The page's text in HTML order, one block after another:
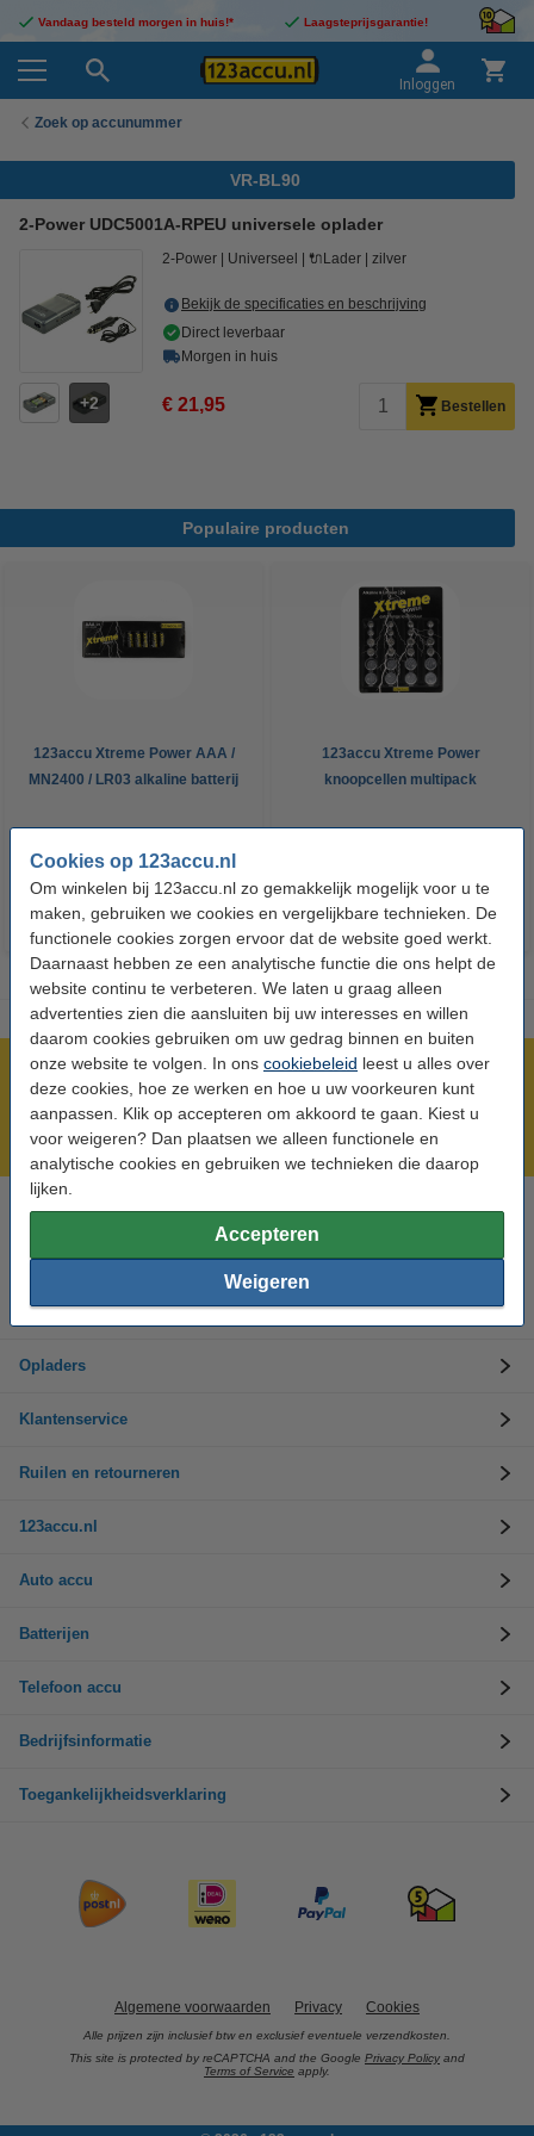
Cookies op 123accu.nl
Om winkelen bij 123accu.nl zo gemakkelijk mogelijk voor u te
maken, gebruiken we cookies en vergelijkbare technieken. De
functionele cookies zorgen ervoor dat de website goed werkt.
Daarnaast hebben ze een analytische functie die ons helpt de
website continu te verbeteren. We laten u graag alleen
advertenties zien die aansluiten bij uw interesses en willen
daarom cookies gebruiken om uw gedrag binnen en buiten
onze website te volgen. In ons cookiebeleid leest u alles over
deze cookies, hoe ze werken en hoe u uw voorkeuren kunt
aanpassen. Klik op accepteren om akkoord te gaan. Kiest u
voor weigeren? Dan plaatsen we alleen functionele en
analytische cookies en gebruiken we technieken die daarop
lijken.
Accepteren
Weigeren
Vandaag besteld morgen in huis!* Laagsteprijsgarantie!
Inloggen
Zoek op accunummer
VR-BL90
2-Power UDC5001A-RPEU universele oplader
2
2-Power Universeel 🔌Lader zilver
Bekijk de specificaties en beschrijving
Direct leverbaar
Morgen in huis
€ 21,95 Bestellen
Populaire producten
123accu Xtreme Power AAA /
MN2400 / LR03 alkaline batterij
BTW
123accu Xtreme Power
knoopcellen multipack
Meer dan 5 miljoen klanten!
Voor 23.59 uur besteld, morgen in huis!
Laagsteprijsgarantie!
Hulp nodig? Bel ons op 0294-787125
Op werkdagen van 9.00 tot 17.30 uur
Accu's
Opladers
Klantenservice
Ruilen en retourneren
123accu.nl
Auto accu
Batterijen
Telefoon accu
Bedrijfsinformatie
Toegankelijkheidsverklaring
Algemene voorwaarden Privacy Cookies
Alle prijzen zijn inclusief btw en exclusief eventuele verzendkosten.
This site is protected by reCAPTCHA and the Google Privacy Policy and
Terms of Service apply.